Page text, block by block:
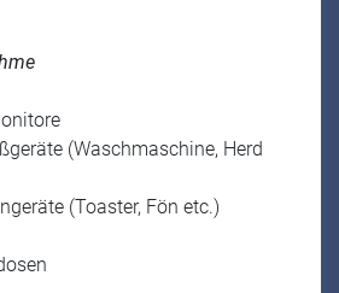
(Waschmaschine, Herd
(Toaster, Fön etc.)